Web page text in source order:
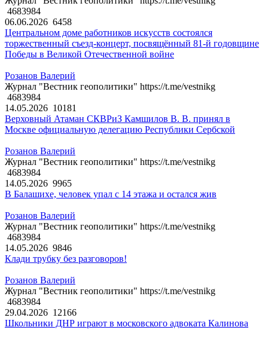
4683984
06.06.2026 6458
Центральном доме работников искусств состоялся
торжественный съезд-концерт, посвящённый 81-й годовщине
Победы в Великой Отечественной войне
Розанов Валерий
Журнал "Вестник геополитики" https://t.me/vestnikg
4683984
14.05.2026 10181
Верховный Атаман СКВРиЗ Камшилов В. В. принял в
Москве официальную делегацию Республики Сербской
Розанов Валерий
Журнал "Вестник геополитики" https://t.me/vestnikg
4683984
14.05.2026 9965
В Балашихе, человек упал с 14 этажа и остался жив
Розанов Валерий
Журнал "Вестник геополитики" https://t.me/vestnikg
4683984
14.05.2026 9846
Клади трубку без разговоров!
Розанов Валерий
Журнал "Вестник геополитики" https://t.me/vestnikg
4683984
29.04.2026 12166
Школьники ДНР играют в московского адвоката Калинова